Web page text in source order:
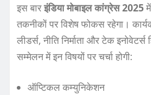
इस बारइंडिया मोबाइल कांग्रेस 2025
तकनीकों पर विशेष फोकस रहेगा।
लीडर्स, नीति निर्माता और टेक
सम्मेलन में इन विषयों पर चर्चा होगी:
ऑप्टिकल कम्युनिकेशन